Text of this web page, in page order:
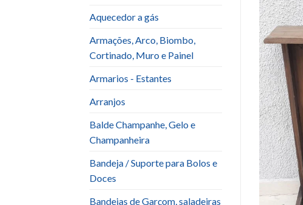
Aquecedor a gás
Armações, Arco, Biombo,
Cortinado, Muro e Painel
Armarios - Estantes
Arranjos
Balde Champanhe, Gelo e
Champanheira
Bandeja / Suporte para Bolos e
Doces
Bandejas de Garçom, saladeiras